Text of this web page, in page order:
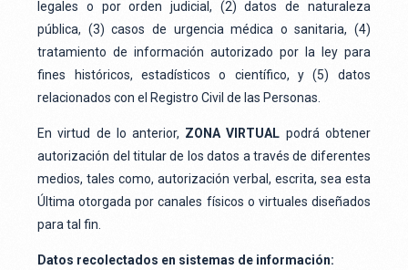
legales o por orden judicial, (2) datos de naturaleza
pública, (3) casos de urgencia médica o sanitaria, (4)
tratamiento de información autorizado por la ley para
fines históricos, estadísticos o científico, y (5) datos
relacionados con el Registro Civil de las Personas.
En virtud de lo anterior, ZONA VIRTUAL podrá obtener
autorización del titular de los datos a través de diferentes
medios, tales como, autorización verbal, escrita, sea esta
Última otorgada por canales físicos o virtuales diseñados
para tal fin.
Datos recolectados en sistemas de información: